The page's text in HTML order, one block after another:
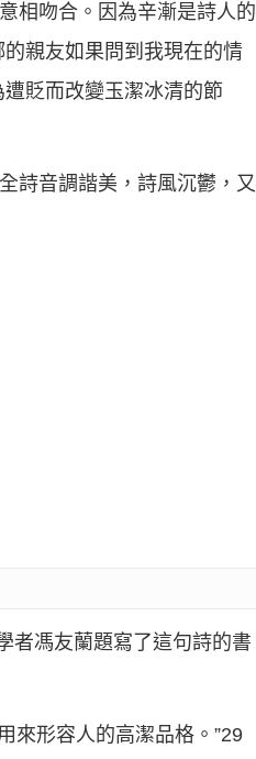
相吻合。因為辛漸是詩人的
親友如果問到我現在的情
貶而改變玉潔冰清的節
詩音調諧美，詩風沉鬱，又
者馮友蘭題寫了這句詩的書
來形容人的高潔品格。”29